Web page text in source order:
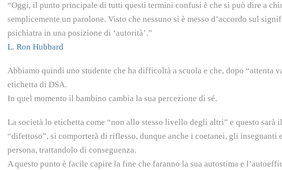
“Oggi, il punto principale di tutti questi termini confusi è che si può dire a
semplicemente un parolone. Visto che nessuno si è messo d’accordo sul
psichiatra in una posizione di ‘autorità’.”
L. Ron Hubbard
Abbiamo quindi uno studente che ha difficoltà a scuola e che, dopo “attenta
etichetta di DSA.
In quel momento il bambino cambia la sua percezione di sé.
La società lo etichetta come “non allo stesso livello degli altri” e questo sarà
“difettoso”, si comporterà di riflesso, dunque anche i coetanei, gli insegnanti
persona, trattandolo di conseguenza.
A questo punto è facile capire la fine che faranno la sua autostima e